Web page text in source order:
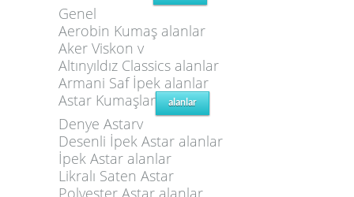
Genel
Aerobin Kumaş alanlar
Aker Viskon v
Altınyıldız Classics alanlar
Armani Saf İpek alanlar
Astar Kumaşlar
alanlar
Denye Astarv
Desenli İpek Astar alanlar
İpek Astar alanlar
Likralı Saten Astar
Polyester Astar alanlar